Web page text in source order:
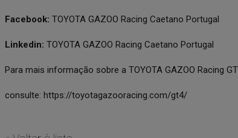
Facebook: TOYOTA GAZOO Racing Caetano Portugal
Linkedin: TOYOTA GAZOO Racing Caetano Portugal
Para mais informação sobre a TOYOTA GAZOO Racing
consulte: https://toyotagazooracing.com/gt4/